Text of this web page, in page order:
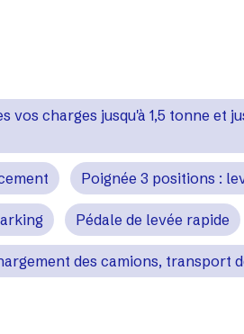
charges jusqu'à 1,5 tonne et
Poignée 3 positions :
Pédale de levée rapide
des camions, transport